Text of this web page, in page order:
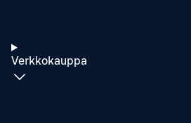
Verkkokauppa